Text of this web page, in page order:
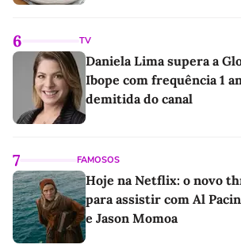
6 TV
Daniela Lima supera a
Ibope com frequência 1
demitida do canal
7 FAMOSOS
Hoje na Netflix: o novo
para assistir com Al
e Jason Momoa